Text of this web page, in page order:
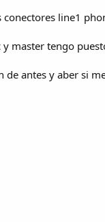
line1
master tengo
antes y aber si